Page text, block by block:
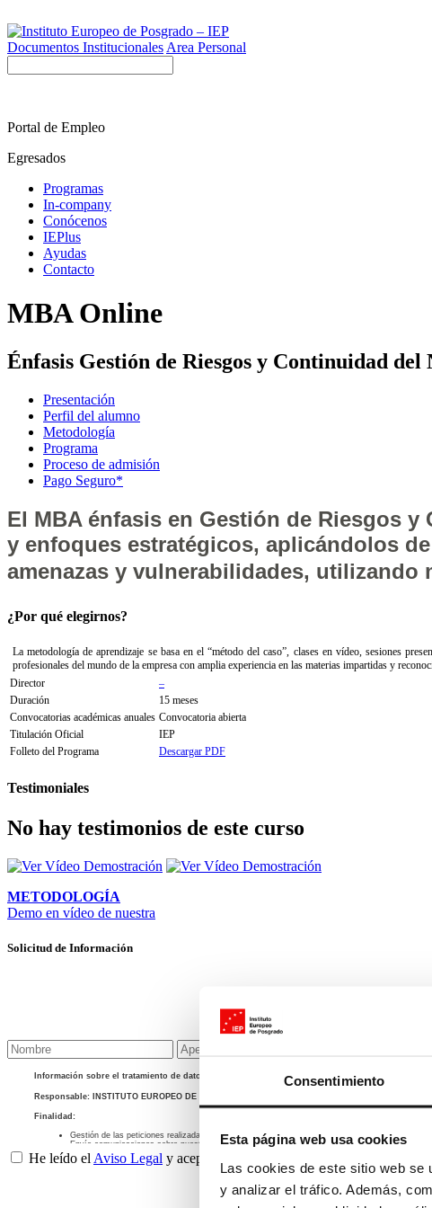
Consentimiento
Esta página web usa cookies
Las cookies de este sitio web se
y analizar el tráfico. Además,
Documentos Institucionales Area Personal
Portal de Empleo
Egresados
Programas
In-company
Conócenos
IEPlus
Ayudas
Contacto
MBA Online
Énfasis Gestión de Riesgos y Continuidad del
Presentación
Perfil del alumno
Metodología
Programa
Proceso de admisión
Pago Seguro*
El MBA énfasis en Gestión de Riesgos
y enfoques estratégicos, aplicándolos
amenazas y vulnerabilidades, utilizando
¿Por qué elegirnos?
La metodología de aprendizaje se basa en el “método del caso”, clases en vídeo, sesiones
profesionales del mundo de la empresa con amplia experiencia en las materias impartidas y
Director
–
Duración
15 meses
Convocatorias académicas anuales Convocatoria abierta
Titulación Oficial
IEP
Folleto del Programa
Descargar PDF
Testimoniales
No hay testimonios de este curso
METODOLOGÍA
Demo en vídeo de nuestra
Solicitud de Información
Información sobre el tratamiento de datos personales de nuestros usuarios WEB
Responsable: INSTITUTO EUROPEO DE POSGRADO, S.L.
Finalidad:
Gestión de las peticiones realizadas a través de nuestros formularios
Envío comunicaciones sobre nuestras actividades
+info
He leído el Aviso Legal y acepto la